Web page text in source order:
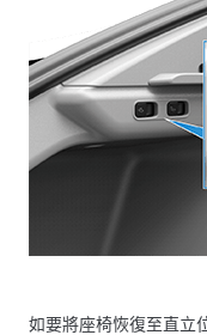
如要將座椅恢復至直立